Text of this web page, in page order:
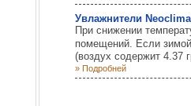
Увлажнители
При снижении
помещений. Если зимой
(воздух содержит 4.37
» Подробней